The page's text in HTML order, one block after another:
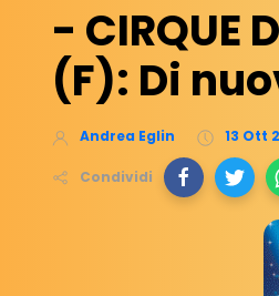
- CIRQUE
(F): Di
Andrea Eglin 13 Ott
Condividi